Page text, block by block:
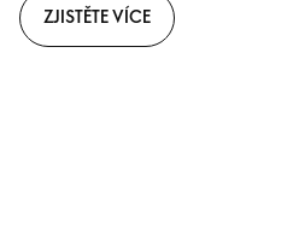
ZJISTĚTE VÍCE